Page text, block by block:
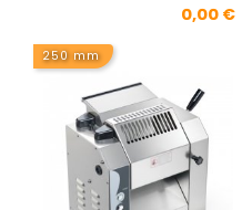
0,00 €
250 mm